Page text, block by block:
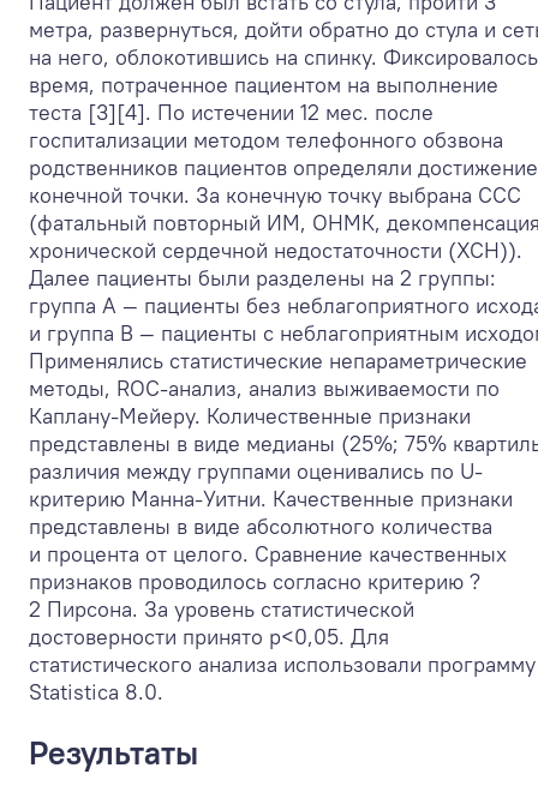
метра, развернуться, дойти обратно до стула и
на него, облокотившись на спинку. Фиксировалось
время, потраченное пациентом на выполнение
теста [3][4]. По истечении 12 мес. после
госпитализации методом телефонного обзвона
родственников пациентов определяли достижение
конечной точки. За конечную точку выбрана ССС
(фатальный повторный ИМ, ОНМК,
хронической сердечной недостаточности (ХСН)).
Далее пациенты были разделены на 2 группы:
группа А — пациенты без неблагоприятного
и группа В — пациенты с неблагоприятным
Применялись статистические непараметрические
методы, ROC-анализ, анализ выживаемости по
Каплану-Мейеру. Количественные признаки
представлены в виде медианы (25%; 75%
различия между группами оценивались по U-
критерию Манна-Уитни. Качественные признаки
представлены в виде абсолютного количества
и процента от целого. Сравнение качественных
признаков проводилось согласно критерию ?
2 Пирсона. За уровень статистической
достоверности принято p<0,05. Для
статистического анализа использовали программу
Statistica 8.0.
Результаты